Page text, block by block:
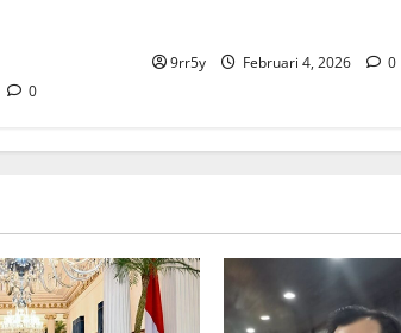
0
9rr5y Februari 4, 2026 0